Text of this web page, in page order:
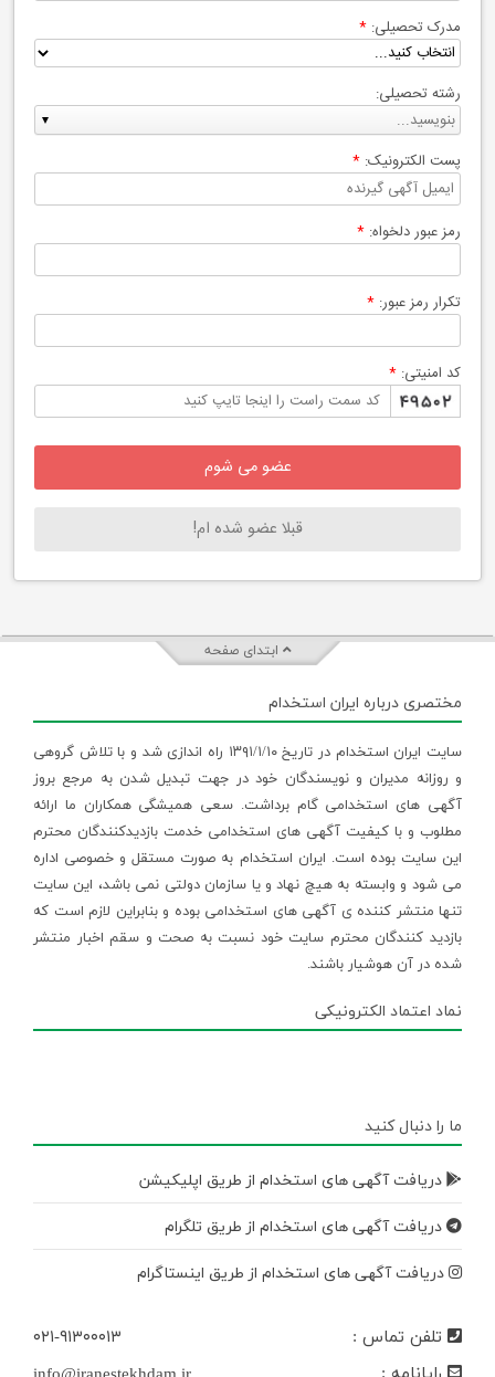
مدرک تحصیلی: *
رشته تحصیلی:
پست الکترونیک: *
رمز عبور دلخواه: *
تکرار رمز عبور: *
کد امنیتی: *
قبلا عضو شده ام!
ابتدای صفحه
مختصری درباره ایران استخدام
سایت ایران استخدام در تاریخ ۱۳۹۱/۱/۱۰ راه اندازی شد و با تلاش گروهی
و روزانه مدیران و نویسندگان خود در جهت تبدیل شدن به مرجع بروز
آگهی های استخدامی گام برداشت. سعی همیشگی همکاران ما ارائه
مطلوب و با کیفیت آگهی های استخدامی خدمت بازدیدکنندگان محترم
این سایت بوده است. ایران استخدام به صورت مستقل و خصوصی اداره
می شود و وابسته به هیچ نهاد و یا سازمان دولتی نمی باشد، این سایت
تنها منتشر کننده ی آگهی های استخدامی بوده و بنابراین لازم است که
بازدید کنندگان محترم سایت خود نسبت به صحت و سقم اخبار منتشر
شده در آن هوشیار باشند.
نماد اعتماد الکترونیکی
ما را دنبال کنید
دریافت آگهی های استخدام از طریق اپلیکیشن
دریافت آگهی های استخدام از طریق تلگرام
دریافت آگهی های استخدام از طریق اینستاگرام
تلفن تماس :
۰۲۱-۹۱۳۰۰۰۱۳